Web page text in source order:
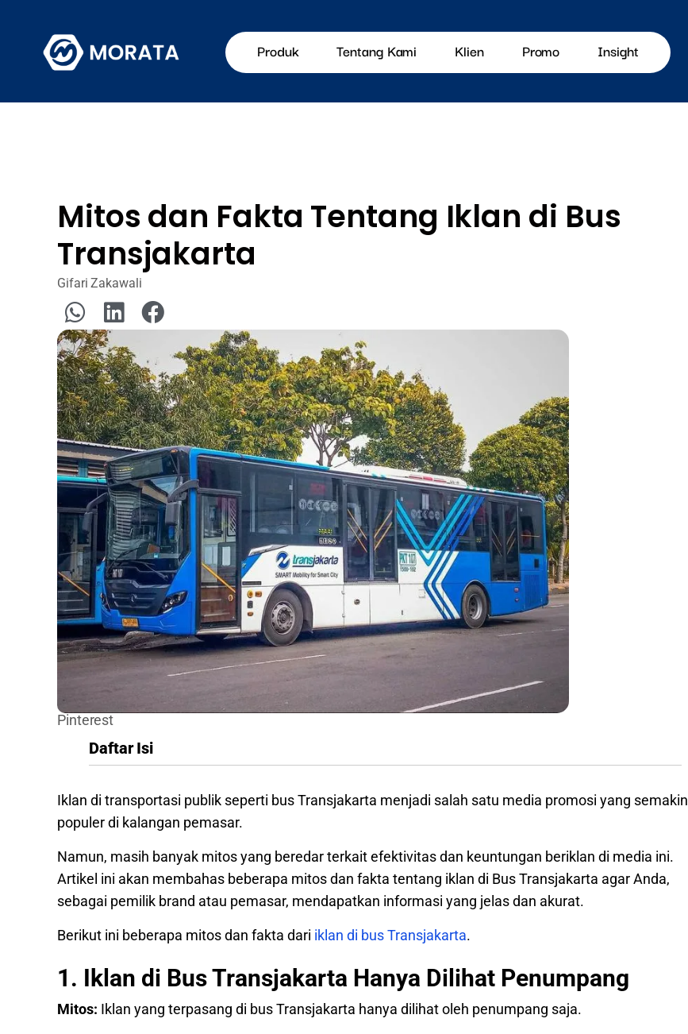
Produk Tentang Kami Klien Promo Insight
Mitos dan Fakta Tentang Iklan di Bus
Transjakarta
Gifari Zakawali
Pinterest
Daftar Isi
Iklan di transportasi publik seperti bus Transjakarta menjadi salah satu media promosi yang semakin
populer di kalangan pemasar.
Namun, masih banyak mitos yang beredar terkait efektivitas dan keuntungan beriklan di media ini.
Artikel ini akan membahas beberapa mitos dan fakta tentang iklan di Bus Transjakarta agar Anda,
sebagai pemilik brand atau pemasar, mendapatkan informasi yang jelas dan akurat.
Berikut ini beberapa mitos dan fakta dari iklan di bus Transjakarta.
1. Iklan di Bus Transjakarta Hanya Dilihat Penumpang
Mitos: Iklan yang terpasang di bus Transjakarta hanya dilihat oleh penumpang saja.